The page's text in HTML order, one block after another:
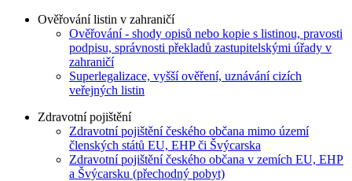
Ověřování listin v zahraničí
Ověřování - shody opisů nebo kopie s listinou, pravosti
podpisu, správnosti překladů zastupitelskými úřady v
zahraničí
Superlegalizace, vyšší ověření, uznávání cizích
veřejných listin
Zdravotní pojištění
Zdravotní pojištění českého občana mimo území
členských států EU, EHP či Švýcarska
Zdravotní pojištění českého občana v zemích EU, EHP
a Švýcarsku (přechodný pobyt)